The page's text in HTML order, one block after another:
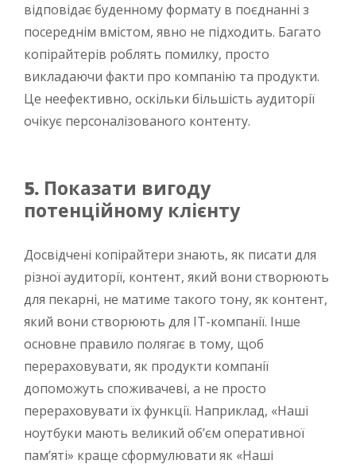
відповідає буденному формату в поєднанні з
посереднім вмістом, явно не підходить. Багато
копірайтерів роблять помилку, просто
викладаючи факти про компанію та продукти.
Це неефективно, оскільки більшість аудиторії
очікує персоналізованого контенту.
5. Показати вигоду
потенційному клієнту
Досвідчені копірайтери знають, як писати для
різної аудиторії, контент, який вони створюють
для пекарні, не матиме такого тону, як контент,
який вони створюють для IT-компанії. Інше
основне правило полягає в тому, щоб
перераховувати, як продукти компанії
допоможуть споживачеві, а не просто
перераховувати їх функції. Наприклад, «Наші
ноутбуки мають великий об’єм оперативної
пам’яті» краще сформулювати як «Наші